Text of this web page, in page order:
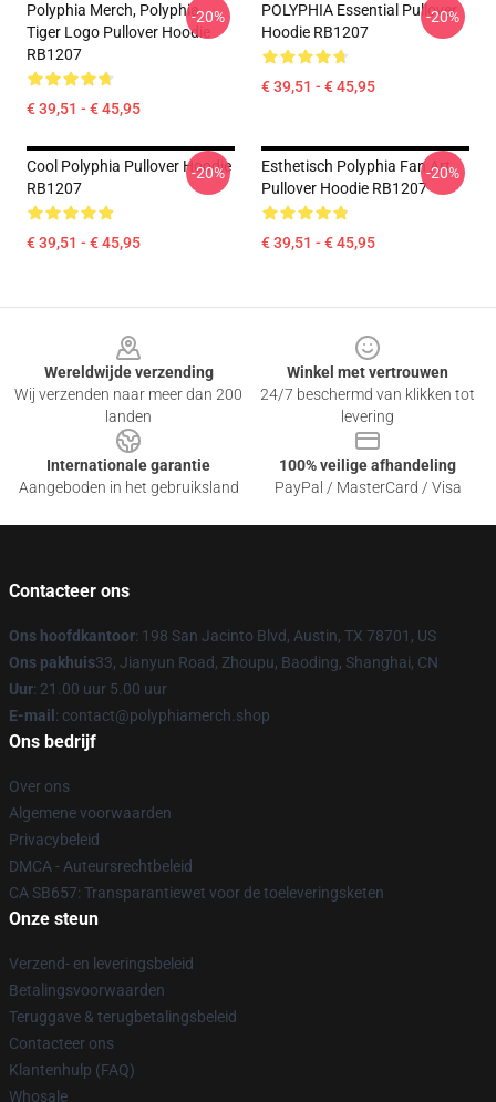
Polyphia Merch, Polyphia
Tiger Logo Pullover Hoodie
RB1207
€ 39,51 - € 45,95
-20%
POLYPHIA Essential Pullover
Hoodie RB1207
€ 39,51 - € 45,95
-20%
Cool Polyphia Pullover Hoodie
RB1207
€ 39,51 - € 45,95
-20%
Esthetisch Polyphia Fan Art
Pullover Hoodie RB1207
€ 39,51 - € 45,95
-20%
Wereldwijde verzending
Wij verzenden naar meer dan 200
landen
Winkel met vertrouwen
24/7 beschermd van klikken tot
levering
Internationale garantie
Aangeboden in het gebruiksland
100% veilige afhandeling
PayPal / MasterCard / Visa
Contacteer ons
Ons hoofdkantoor: 198 San Jacinto Blvd, Austin, TX 78701, US
Ons pakhuis33, Jianyun Road, Zhoupu, Baoding, Shanghai, CN
Uur: 21.00 uur 5.00 uur
E-mail : contact@polyphiamerch.shop
Ons bedrijf
Over ons
Algemene voorwaarden
Privacybeleid
DMCA - Auteursrechtbeleid
CA SB657: Transparantiewet voor de toeleveringsketen
Onze steun
Verzend- en leveringsbeleid
Betalingsvoorwaarden
Teruggave & terugbetalingsbeleid
Contacteer ons
Klantenhulp (FAQ)
Whosale